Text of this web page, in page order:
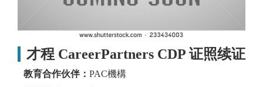
才程 CareerPartners CDP 证照续证
教育合作伙伴： PAC機構